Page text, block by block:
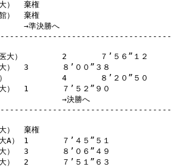
権
権
６”１２
３８
９０
権
”５１
４９
６３